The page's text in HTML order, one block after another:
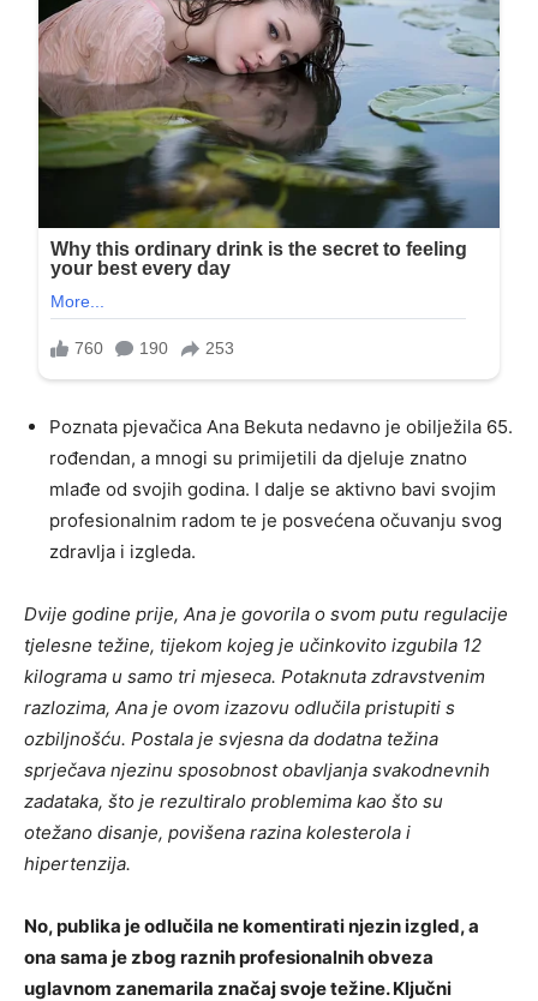
Poznata pjevačica Ana Bekuta nedavno je obilježila 65.
rođendan, a mnogi su primijetili da djeluje znatno
mlađe od svojih godina. I dalje se aktivno bavi svojim
profesionalnim radom te je posvećena očuvanju svog
zdravlja i izgleda.
Dvije godine prije, Ana je govorila o svom putu regulacije
tjelesne težine, tijekom kojeg je učinkovito izgubila 12
kilograma u samo tri mjeseca. Potaknuta zdravstvenim
razlozima, Ana je ovom izazovu odlučila pristupiti s
ozbiljnošću. Postala je svjesna da dodatna težina
sprječava njezinu sposobnost obavljanja svakodnevnih
zadataka, što je rezultiralo problemima kao što su
otežano disanje, povišena razina kolesterola i
hipertenzija.
No, publika je odlučila ne komentirati njezin izgled, a
ona sama je zbog raznih profesionalnih obveza
uglavnom zanemarila značaj svoje težine. Ključni